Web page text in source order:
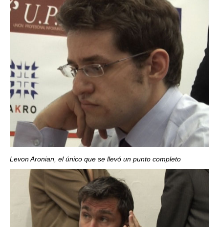
Levon Aronian, el único que se llevó un punto completo